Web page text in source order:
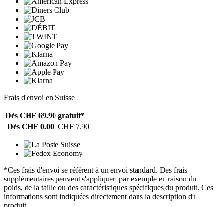
Frais d'envoi en Suisse
Dès CHF 69.90 gratuit*
Dès CHF 0.00 CHF 7.90
*Ces frais d'envoi se réfèrent à un envoi standard. Des frais
supplémentaires peuvent s'appliquer, par exemple en raison du
poids, de la taille ou des caractéristiques spécifiques du produit. Ces
informations sont indiquées directement dans la description du